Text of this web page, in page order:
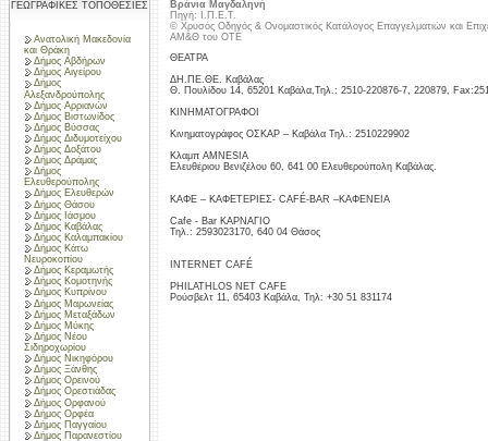
ΓΕΩΓΡΑΦΙΚΕΣ ΤΟΠΟΘΕΣΙΕΣ
Ανατολική Μακεδονία
και Θράκη
Δήμος Αβδήρων
Δήμος Αιγείρου
Δήμος
Αλεξανδρούπολης
Δήμος Αρριανών
Δήμος Βιστωνίδος
Δήμος Βύσσας
Δήμος Διδυμοτείχου
Δήμος Δοξάτου
Δήμος Δράμας
Δήμος
Ελευθερούπολης
Δήμος Ελευθερών
Δήμος Θάσου
Δήμος Ιάσμου
Δήμος Καβάλας
Δήμος Καλαμπακίου
Δήμος Κάτω
Νευροκοπίου
Δήμος Κεραμωτής
Δήμος Κομοτηνής
Δήμος Κυπρίνου
Δήμος Μαρωνείας
Δήμος Μεταξάδων
Δήμος Μύκης
Δήμος Νέου
Σιδηροχωρίου
Δήμος Νικηφόρου
Δήμος Ξάνθης
Δήμος Ορεινού
Δήμος Ορεστιάδας
Δήμος Ορφανού
Δήμος Ορφέα
Δήμος Παγγαίου
Δήμος Παρανεστίου
Βράνια Μαγδαληνή
Πηγή: Ι.Π.Ε.Τ.
© Χρυσός Οδηγός & Ονομαστικός Κατάλογος Επαγγελματιών και
ΑΜ&Θ του ΟΤΕ
ΘΕΑΤΡΑ
ΔΗ.ΠΕ.ΘΕ. Καβάλας
Θ. Πουλίδου 14, 65201 Καβάλα,Τηλ.: 2510-220876-7, 220879,
ΚΙΝΗΜΑΤΟΓΡΑΦΟΙ
Κινηματογράφος ΟΣΚΑΡ – Καβάλα Τηλ.: 2510229902
Κλαμπ AMNESIA
Ελευθέριου Βενιζέλου 60, 641 00 Ελευθερούπολη Καβάλας.
ΚΑΦΕ – ΚΑΦΕΤΕΡΙΕΣ- CAFÉ-BAR –ΚΑΦΕΝΕΙΑ
Cafe - Bar ΚΑΡΝΑΓΙΟ
Τηλ.: 2593023170, 640 04 Θάσος
INTERNET CAFÉ
PHILATHLOS NET CAFE
Ρούσβελτ 11, 65403 Καβάλα, Τηλ: +30 51 831174